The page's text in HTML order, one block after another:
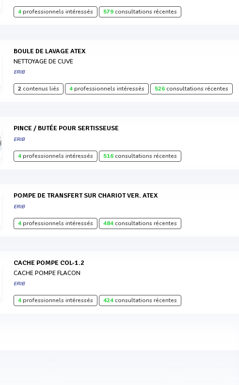
4professionnels intéressés 579consultations récentes
BOULE DE LAVAGE ATEX
NETTOYAGE DE CUVE
ERIB
2contenus liés 4professionnels intéressés 526consultations récentes
PINCE / BUTÉE POUR SERTISSEUSE
ERIB
4professionnels intéressés 516consultations récentes
POMPE DE TRANSFERT SUR CHARIOT VER. ATEX
ERIB
4professionnels intéressés 484consultations récentes
CACHE POMPE COL-1.2
CACHE POMPE FLACON
ERIB
4professionnels intéressés 424consultations récentes